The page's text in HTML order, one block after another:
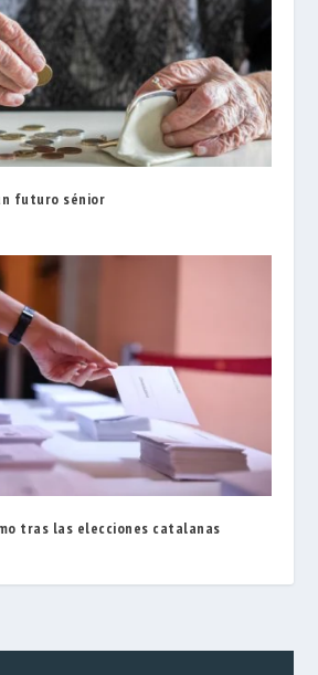
futuro sénior
tras las elecciones catalanas